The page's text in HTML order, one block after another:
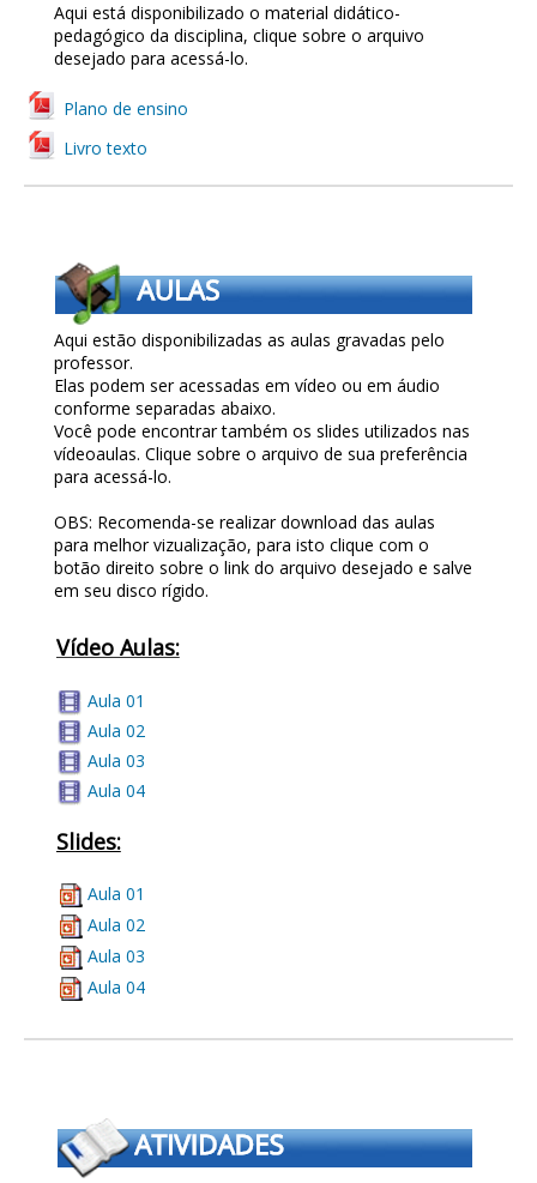
Aqui está disponibilizado o material didático-
pedagógico da disciplina, clique sobre o arquivo
desejado para acessá-lo.
Plano de ensino
Livro texto
Aqui estão disponibilizadas as aulas gravadas pelo
professor.
Elas podem ser acessadas em vídeo ou em áudio
conforme separadas abaixo.
Você pode encontrar também os slides utilizados nas
vídeoaulas. Clique sobre o arquivo de sua preferência
para acessá-lo.
OBS: Recomenda-se realizar download das aulas
para melhor vizualização, para isto clique com o
botão direito sobre o link do arquivo desejado e salve
em seu disco rígido.
Vídeo Aulas:
Aula 01
Aula 02
Aula 03
Aula 04
Slides:
Aula 01
Aula 02
Aula 03
Aula 04